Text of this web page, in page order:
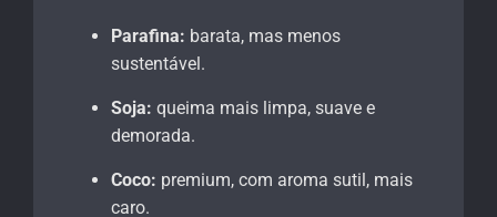
Parafina: barata, mas menos
sustentável.
Soja: queima mais limpa, suave e
demorada.
Coco: premium, com aroma sutil, mais
caro.